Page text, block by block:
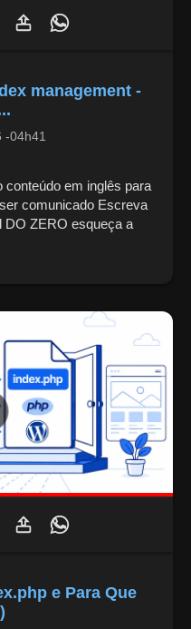
management -
-04h41
conteúdo em inglês para
comunicado Escreva
DO ZERO esqueça a
e Para Que